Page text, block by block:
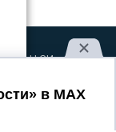
| СИ
(ОГРН